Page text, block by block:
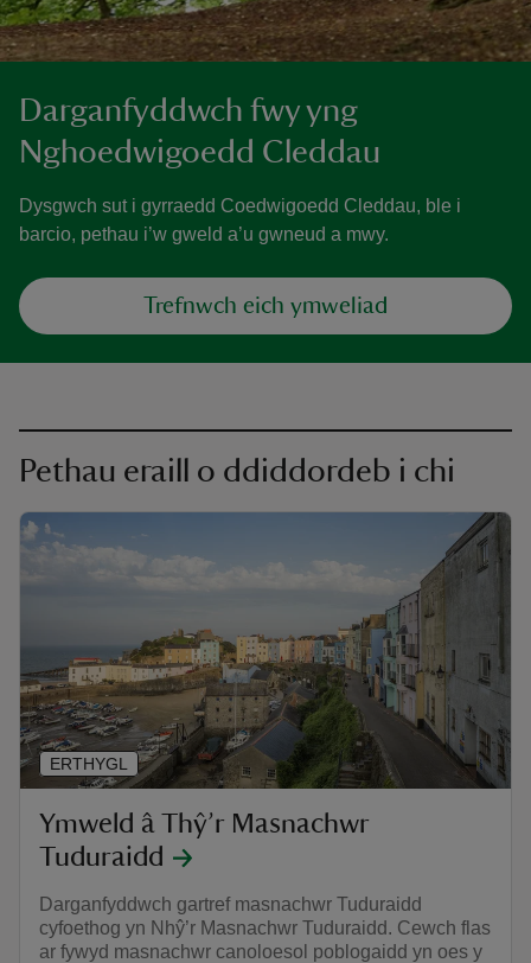
Darganfyddwch fwy yng
Nghoedwigoedd Cleddau
Dysgwch sut i gyrraedd Coedwigoedd Cleddau, ble i
barcio, pethau i’w gweld a’u gwneud a mwy.
Trefnwch eich ymweliad
Pethau eraill o ddiddordeb i chi
Ymweld â Thŷ’r Masnachwr
Tuduraidd
Darganfyddwch gartref masnachwr Tuduraidd
cyfoethog yn Nhŷ’r Masnachwr Tuduraidd. Cewch flas
ar fywyd masnachwr canoloesol poblogaidd yn oes y
ERTHYGL